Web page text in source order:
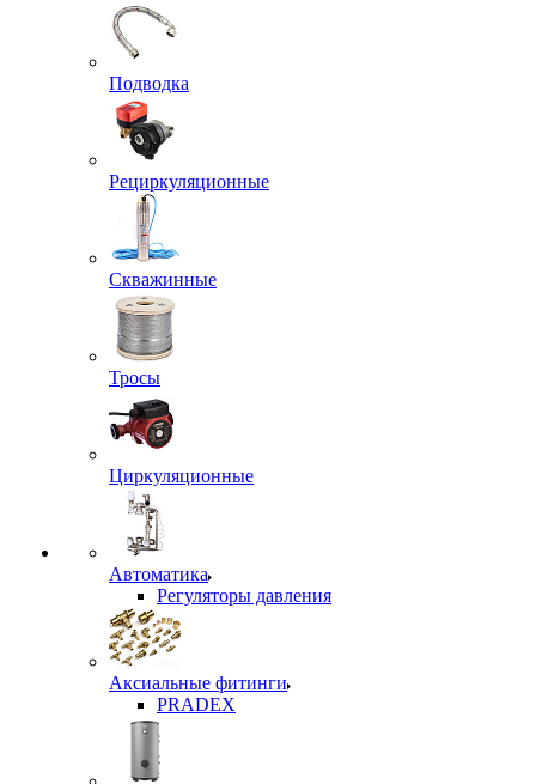
Подводка
Рециркуляционные
Скважинные
Тросы
Циркуляционные
Автоматика
Регуляторы давления
Аксиальные фитинги
PRADEX